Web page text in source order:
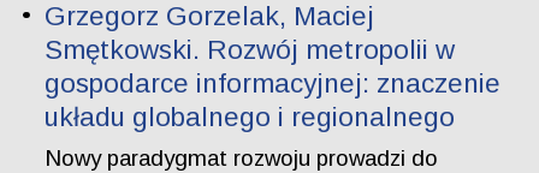
Grzegorz Gorzelak, Maciej
Smętkowski. Rozwój metropolii w
gospodarce informacyjnej: znaczenie
układu globalnego i regionalnego
Nowy paradygmat rozwoju prowadzi do